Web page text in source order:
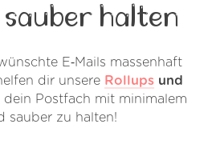
halten
E‑Mails massenhaft
dir unsere Rollupsund
dein Postfach mit minimalem
sauber zu halten!